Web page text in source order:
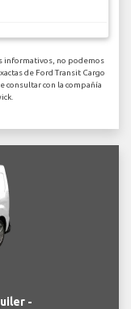
informativos, no podemos
de Ford Transit Cargo
consultar con la compañía
-